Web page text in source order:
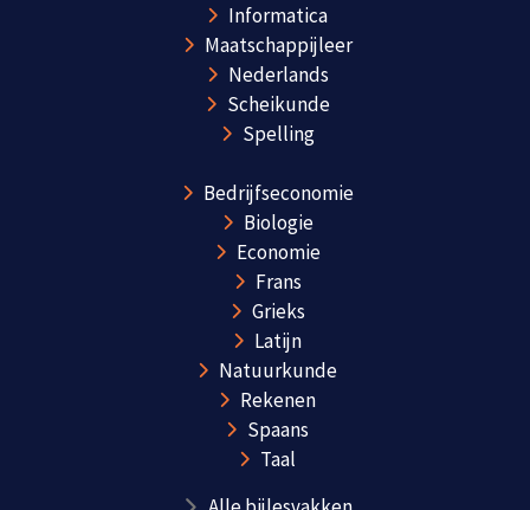
Informatica
Maatschappijleer
Nederlands
Scheikunde
Spelling
Bedrijfseconomie
Biologie
Economie
Frans
Grieks
Latijn
Natuurkunde
Rekenen
Spaans
Taal